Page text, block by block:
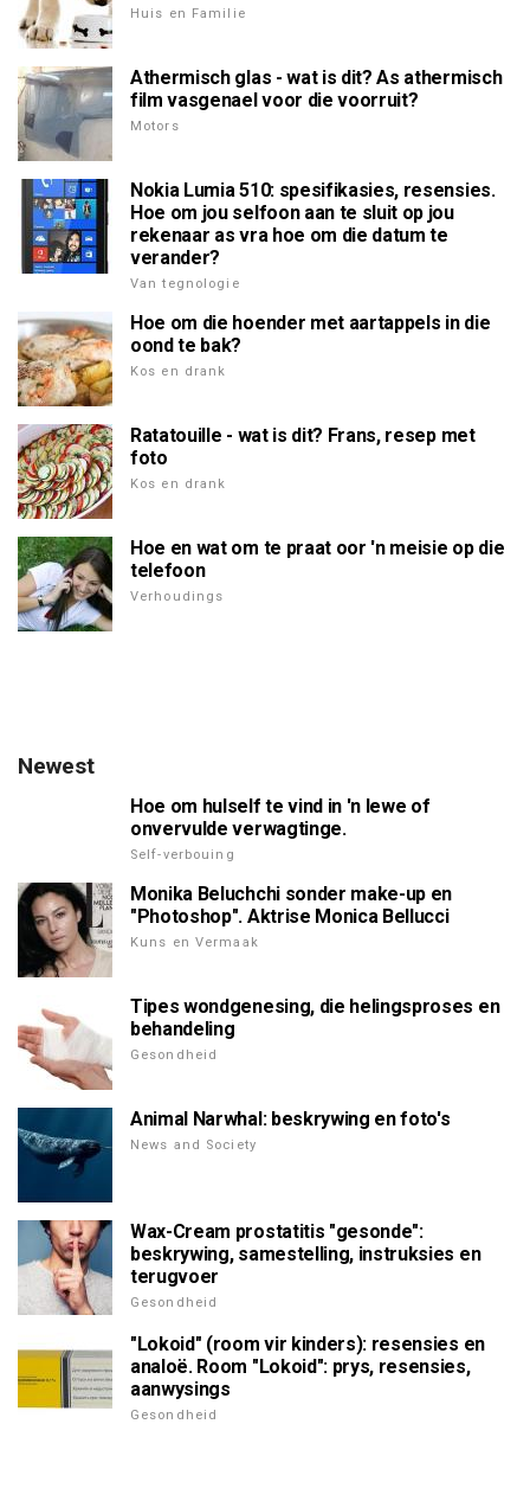
Huis en Familie
Athermisch glas - wat is dit? As athermisch
film vasgenael voor die voorruit?
Motors
Nokia Lumia 510: spesifikasies, resensies.
Hoe om jou selfoon aan te sluit op jou
rekenaar as vra hoe om die datum te
verander?
Van tegnologie
Hoe om die hoender met aartappels in die
oond te bak?
Kos en drank
Ratatouille - wat is dit? Frans, resep met
foto
Kos en drank
Hoe en wat om te praat oor 'n meisie op die
telefoon
Verhoudings
Newest
Hoe om hulself te vind in 'n lewe of
onvervulde verwagtinge.
Self-verbouing
Monika Beluchchi sonder make-up en
"Photoshop". Aktrise Monica Bellucci
Kuns en Vermaak
Tipes wondgenesing, die helingsproses en
behandeling
Gesondheid
Animal Narwhal: beskrywing en foto's
News and Society
Wax-Cream prostatitis "gesonde":
beskrywing, samestelling, instruksies en
terugvoer
Gesondheid
"Lokoid" (room vir kinders): resensies en
analoë. Room "Lokoid": prys, resensies,
aanwysings
Gesondheid